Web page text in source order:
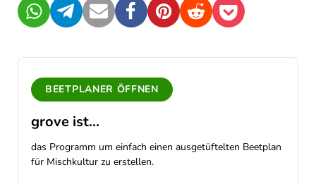
WhatsAppTelegramMail FacebookPinterestRedditPocket
BEETPLANER ÖFFNEN
grove ist...
das Programm um einfach einen ausgetüftelten Beetplan
für Mischkultur zu erstellen.